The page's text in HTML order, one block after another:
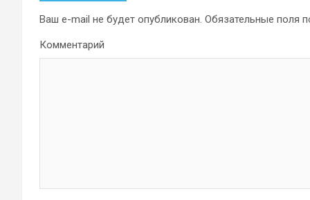
Ваш e-mail не будет опубликован. Обязательные поля
Комментарий